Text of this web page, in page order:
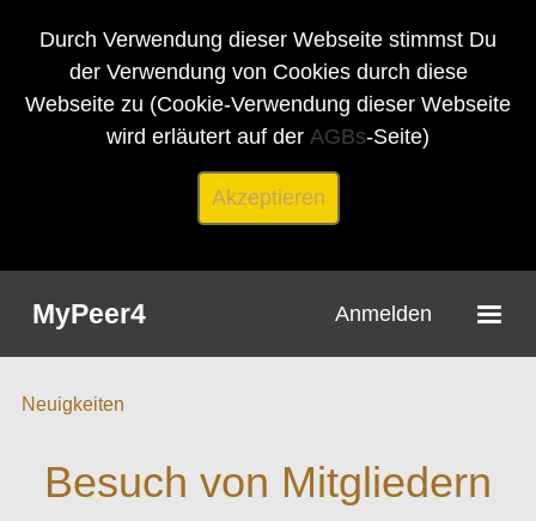
Durch Verwendung dieser Webseite stimmst Du
der Verwendung von Cookies durch diese
Webseite zu (Cookie-Verwendung dieser Webseite
wird erläutert auf der AGBs-Seite)
Akzeptieren
MyPeer4 Anmelden
Neuigkeiten
Besuch von Mitgliedern